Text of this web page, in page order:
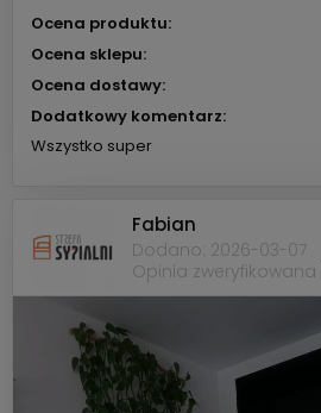
Ocena produktu:
Ocena sklepu:
Ocena dostawy:
Dodatkowy komentarz:
Wszystko super
Fabian
Dodano: 2026-03-07
Opinia zweryfikowana